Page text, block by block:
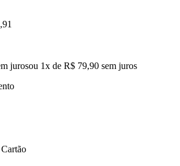
,91
jurosou 1x de R$ 79,90 sem juros